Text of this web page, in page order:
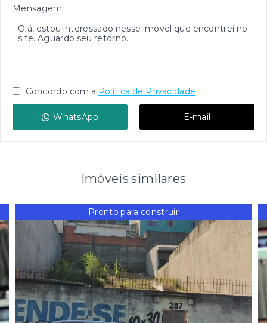
Mensagem
Concordo com a Política de Privacidade
WhatsApp E-mail
Imóveis similares
Pronto para construir